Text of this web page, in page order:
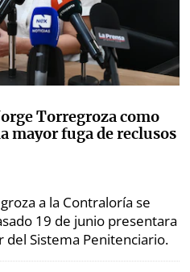
Torregroza como
mayor fuga de reclusos
a la Contraloría se
19 de junio presentara
Sistema Penitenciario.